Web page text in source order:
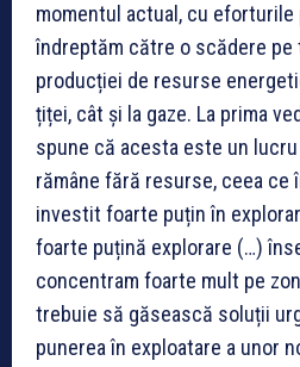
momentul actual, cu eforturile
îndreptăm către o scădere pe
producției de resurse
țiței, cât și la gaze. La prima
spune că acesta este un lucru
rămâne fără resurse, ceea ce
investit foarte puțin în
foarte puțină explorare (…)
concentram foarte mult pe
trebuie să găsească soluții
punerea în exploatare a unor